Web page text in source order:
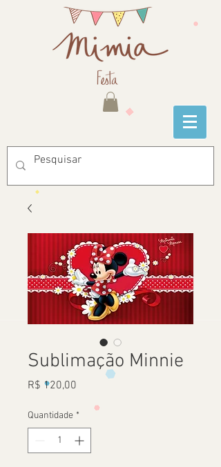
Sublimação Minnie
R$ 120,00
Quantidade *